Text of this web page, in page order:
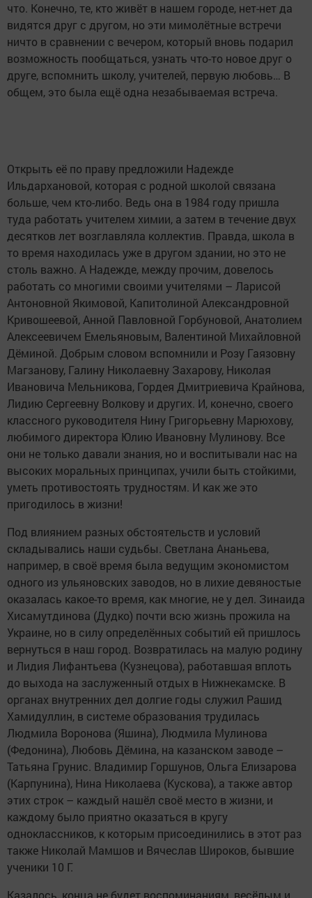
что. Конечно, те, кто живёт в нашем городе, нет-нет да
видятся друг с другом, но эти мимолётные встречи
ничто в сравнении с вечером, который вновь подарил
возможность пообщаться, узнать что-то новое друг о
друге, вспомнить школу, учителей, первую любовь… В
общем, это была ещё одна незабываемая встреча.
Открыть её по праву предложили Надежде
Ильдархановой, которая с родной школой связана
больше, чем кто-либо. Ведь она в 1984 году пришла
туда работать учителем химии, а затем в течение двух
десятков лет возглавляла коллектив. Правда, школа в
то время находилась уже в другом здании, но это не
столь важно. А Надежде, между прочим, довелось
работать со многими своими учителями – Ларисой
Антоновной Якимовой, Капитолиной Александровной
Кривошеевой, Анной Павловной Горбуновой, Анатолием
Алексеевичем Емельяновым, Валентиной Михайловной
Дёминой. Добрым словом вспомнили и Розу Гаязовну
Магзанову, Галину Николаевну Захарову, Николая
Ивановича Мельникова, Гордея Дмитриевича Крайнова,
Лидию Сергеевну Волкову и других. И, конечно, своего
классного руководителя Нину Григорьевну Марюхову,
любимого директора Юлию Ивановну Мулинову. Все
они не только давали знания, но и воспитывали нас на
высоких моральных принципах, учили быть стойкими,
уметь противостоять трудностям. И как же это
пригодилось в жизни!
Под влиянием разных обстоятельств и условий
складывались наши судьбы. Светлана Ананьева,
например, в своё время была ведущим экономистом
одного из ульяновских заводов, но в лихие девяностые
оказалась какое-то время, как многие, не у дел. Зинаида
Хисамутдинова (Дудко) почти всю жизнь прожила на
Украине, но в силу определённых событий ей пришлось
вернуться в наш город. Возвратилась на малую родину
и Лидия Лифантьева (Кузнецова), работавшая вплоть
до выхода на заслуженный отдых в Нижнекамске. В
органах внутренних дел долгие годы служил Рашид
Хамидуллин, в системе образования трудилась
Людмила Воронова (Яшина), Людмила Мулинова
(Федонина), Любовь Дёмина, на казанском заводе –
Татьяна Грунис. Владимир Горшунов, Ольга Елизарова
(Карпунина), Нина Николаева (Кускова), а также автор
этих строк – каждый нашёл своё место в жизни, и
каждому было приятно оказаться в кругу
одноклассников, к которым присоединились в этот раз
также Николай Мамшов и Вячеслав Широков, бывшие
ученики 10 Г.
Казалось, конца не будет воспоминаниям, весёлым и